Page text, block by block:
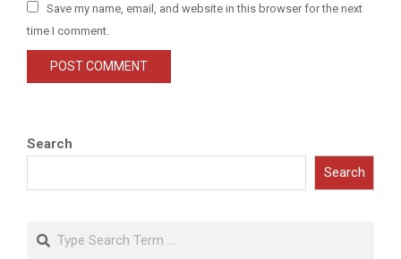
Save my name, email, and website in this browser for the next
time I comment.
Search
Search
Search